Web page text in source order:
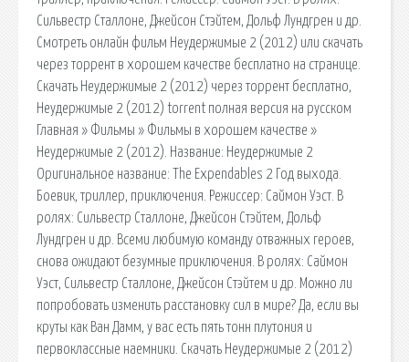
Сильвестр Сталлоне, Джейсон Стэйтем, Дольф Лундгрен и др.
Смотреть онлайн фильм Неудержимые 2 (2012) или скачать
через торрент в хорошем качестве бесплатно на странице.
Скачать Неудержимые 2 (2012) через торрент бесплатно,
Неудержимые 2 (2012) torrent полная версия на русском
Главная » Фильмы » Фильмы в хорошем качестве »
Неудержимые 2 (2012). Название: Неудержимые 2
Оригинальное название: The Expendables 2 Год выхода.
Боевик, триллер, приключения. Режиссер: Саймон Уэст. В
ролях: Сильвестр Сталлоне, Джейсон Стэйтем, Дольф
Лундгрен и др. Всеми любимую команду отважных героев,
снова ожидают безумные приключения. В ролях: Саймон
Уэст, Сильвестр Сталлоне, Джейсон Стэйтем и др. Можно ли
попробовать изменить расстановку сил в мире? Да, если вы
круты как Ван Дамм, у вас есть пять тонн плутония и
первоклассные наемники. Скачать Неудержимые 2 (2012)